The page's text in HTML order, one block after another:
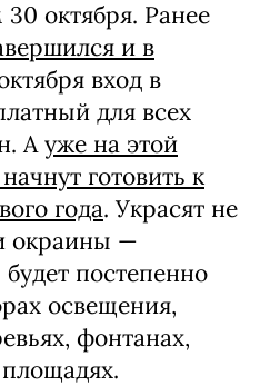
октября. Ранее
и в
вход в
для всех
Ауже на этой
готовить к
года. Украсят не
окраины —
постепенно
освещения,
фонтанах,